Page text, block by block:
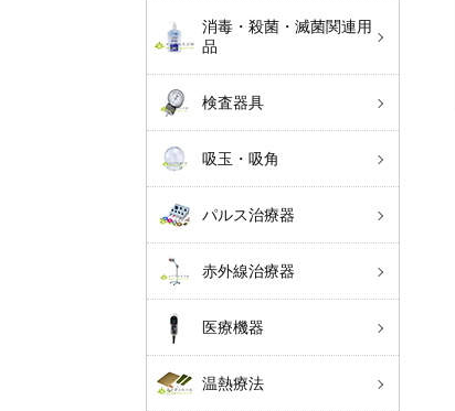
消毒・殺菌・滅菌関連用
品
検査器具
吸玉・吸角
パルス治療器
赤外線治療器
医療機器
温熱療法